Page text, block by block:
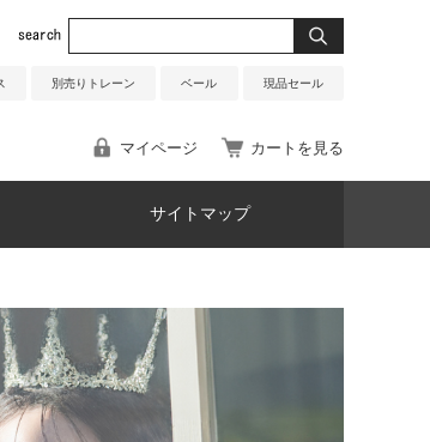
別売りトレーン ベール 現品セール
マイページ カートを見る
サイトマップ